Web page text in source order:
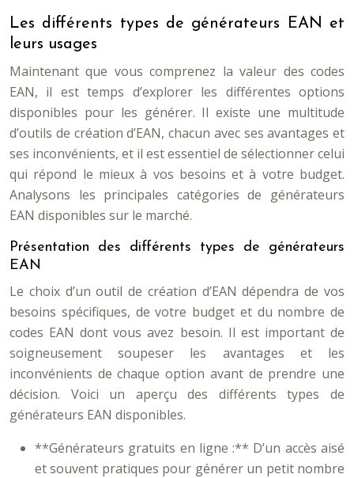
Les différents types de générateurs EAN et
leurs usages
Maintenant que vous comprenez la valeur des codes
EAN, il est temps d’explorer les différentes options
disponibles pour les générer. Il existe une multitude
d’outils de création d’EAN, chacun avec ses avantages et
ses inconvénients, et il est essentiel de sélectionner celui
qui répond le mieux à vos besoins et à votre budget.
Analysons les principales catégories de générateurs
EAN disponibles sur le marché.
Présentation des différents types de générateurs
EAN
Le choix d’un outil de création d’EAN dépendra de vos
besoins spécifiques, de votre budget et du nombre de
codes EAN dont vous avez besoin. Il est important de
soigneusement soupeser les avantages et les
inconvénients de chaque option avant de prendre une
décision. Voici un aperçu des différents types de
générateurs EAN disponibles.
**Générateurs gratuits en ligne :** D’un accès aisé
et souvent pratiques pour générer un petit nombre